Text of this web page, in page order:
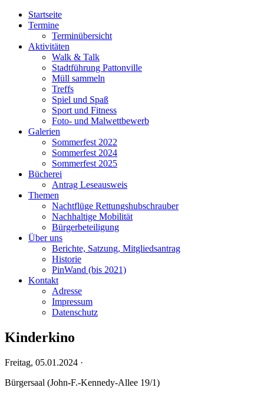
Startseite
Termine
Terminübersicht
Aktivitäten
Walk & Talk
Stadtführung Pattonville
Müll sammeln
Treffs
Spiel und Spaß
Sport und Fitness
Foto- und Malwettbewerb
Galerien
Sommerfest 2022
Sommerfest 2024
Sommerfest 2025
Bücherei
Antrag Leseausweis
Themen
Nachtflüge Rettungshubschrauber
Nachhaltige Mobilität
Bürgerbeteiligung
Über uns
Berichte, Satzung, Mitgliedsantrag
Historie
PinWand (bis 2021)
Kontakt
Adresse
Impressum
Datenschutz
Kinderkino
Freitag, 05.01.2024 ·
Bürgersaal (John-F.-Kennedy-Allee 19/1)